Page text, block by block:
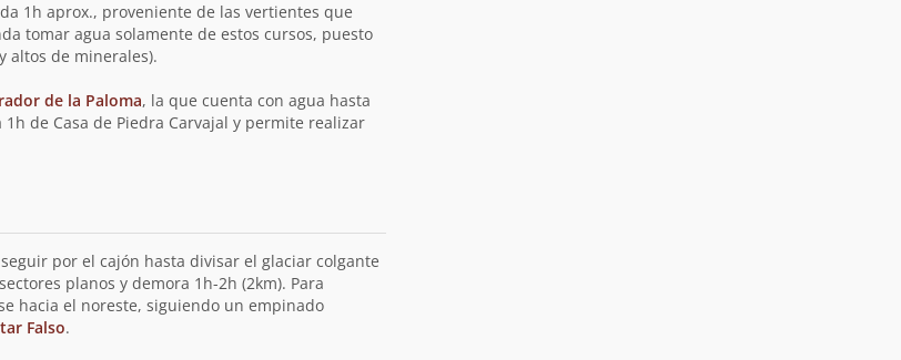
1h aprox., proveniente de las vertientes que
tomar agua solamente de estos cursos, puesto
altos de minerales).
de la Paloma, la que cuenta con agua hasta
de Casa de Piedra Carvajal y permite realizar
por el cajón hasta divisar el glaciar colgante
planos y demora 1h-2h (2km). Para
hacia el noreste, siguiendo un empinado
Falso.